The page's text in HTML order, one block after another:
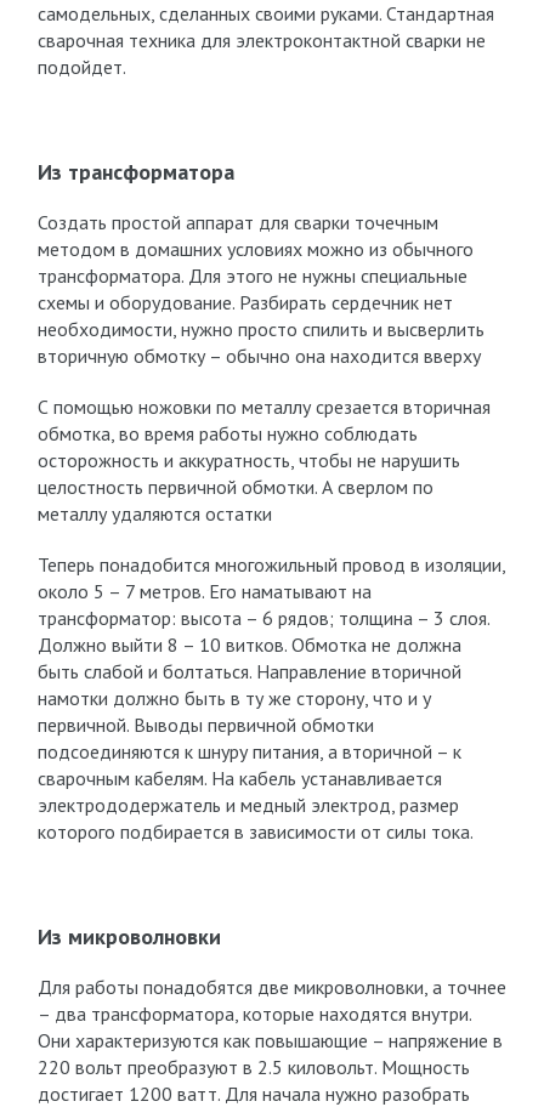
самодельных, сделанных своими руками. Стандартная
сварочная техника для электроконтактной сварки не
подойдет.
Из трансформатора
Создать простой аппарат для сварки точечным
методом в домашних условиях можно из обычного
трансформатора. Для этого не нужны специальные
схемы и оборудование. Разбирать сердечник нет
необходимости, нужно просто спилить и высверлить
вторичную обмотку – обычно она находится вверху
С помощью ножовки по металлу срезается вторичная
обмотка, во время работы нужно соблюдать
осторожность и аккуратность, чтобы не нарушить
целостность первичной обмотки. А сверлом по
металлу удаляются остатки
Теперь понадобится многожильный провод в изоляции,
около 5 – 7 метров. Его наматывают на
трансформатор: высота – 6 рядов; толщина – 3 слоя.
Должно выйти 8 – 10 витков. Обмотка не должна
быть слабой и болтаться. Направление вторичной
намотки должно быть в ту же сторону, что и у
первичной. Выводы первичной обмотки
подсоединяются к шнуру питания, а вторичной – к
сварочным кабелям. На кабель устанавливается
электрододержатель и медный электрод, размер
которого подбирается в зависимости от силы тока.
Из микроволновки
Для работы понадобятся две микроволновки, а точнее
– два трансформатора, которые находятся внутри.
Они характеризуются как повышающие – напряжение в
220 вольт преобразуют в 2.5 киловольт. Мощность
достигает 1200 ватт. Для начала нужно разобрать